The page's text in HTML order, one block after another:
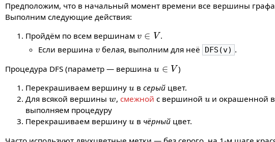
Предположим, что в начальный момент времени все вершины
Выполним следующие действия:
Пройдём по всем вершинам
V
.
Если вершина
v
белая, выполним для неё DFS(v) .
Процедура DFS (параметр — вершина
V
)
Перекрашиваем вершину
в серыйцвет.
Для всякой вершины
w
, смежной с вершиной и окрашенной
выполняем процедуру
Перекрашиваем вершину
в чёрныйцвет.